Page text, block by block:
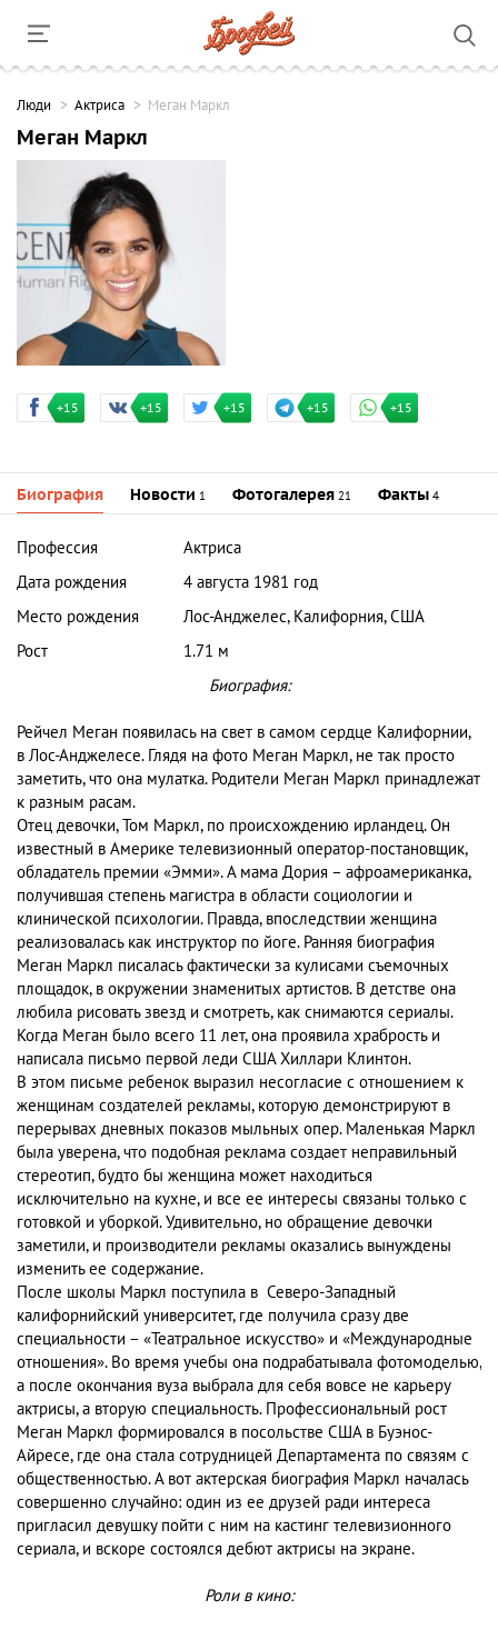
Люди Актриса Меган Маркл
Меган Маркл
+15 +15 +15 +15 +15
Биография Новости 1 Фотогалерея 21 Факты 4
Профессия
Актриса
Дата рождения
4 августа 1981 год
Место рождения
Лос-Анджелес, Калифорния, США
Рост
1.71 м
Биография:
Рейчел Меган появилась на свет в самом сердце Калифорнии,
в Лос-Анджелесе. Глядя на фото Меган Маркл, не так просто
заметить, что она мулатка. Родители Меган Маркл принадлежат
к разным расам.
Отец девочки, Том Маркл, по происхождению ирландец. Он
известный в Америке телевизионный оператор-постановщик,
обладатель премии «Эмми». А мама Дория – афроамериканка,
получившая степень магистра в области социологии и
клинической психологии. Правда, впоследствии женщина
реализовалась как инструктор по йоге. Ранняя биография
Меган Маркл писалась фактически за кулисами съемочных
площадок, в окружении знаменитых артистов. В детстве она
любила рисовать звезд и смотреть, как снимаются сериалы.
Когда Меган было всего 11 лет, она проявила храбрость и
написала письмо первой леди США Хиллари Клинтон.
В этом письме ребенок выразил несогласие с отношением к
женщинам создателей рекламы, которую демонстрируют в
перерывах дневных показов мыльных опер. Маленькая Маркл
была уверена, что подобная реклама создает неправильный
стереотип, будто бы женщина может находиться
исключительно на кухне, и все ее интересы связаны только с
готовкой и уборкой. Удивительно, но обращение девочки
заметили, и производители рекламы оказались вынуждены
изменить ее содержание.
После школы Маркл поступила в Северо-Западный
калифорнийский университет, где получила сразу две
специальности – «Театральное искусство» и «Международные
отношения». Во время учебы она подрабатывала фотомоделью,
а после окончания вуза выбрала для себя вовсе не карьеру
актрисы, а вторую специальность. Профессиональный рост
Меган Маркл формировался в посольстве США в Буэнос-
Айресе, где она стала сотрудницей Департамента по связям с
общественностью. А вот актерская биография Маркл началась
совершенно случайно: один из ее друзей ради интереса
пригласил девушку пойти с ним на кастинг телевизионного
сериала, и вскоре состоялся дебют актрисы на экране.
Роли в кино: